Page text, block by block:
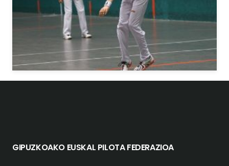
GIPUZKOAKO EUSKAL PILOTA FEDERAZIOA